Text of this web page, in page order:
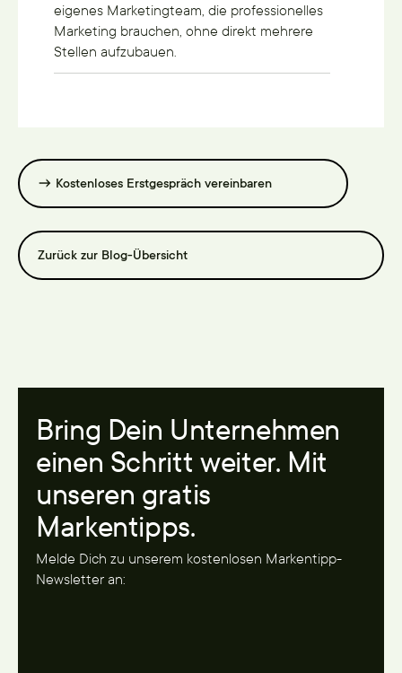
eigenes Marketingteam, die professionelles
Marketing brauchen, ohne direkt mehrere
Stellen aufzubauen.
→ Kostenloses Erstgespräch vereinbaren
Zurück zur Blog-Übersicht
Bring Dein Unternehmen
einen Schritt weiter. Mit
unseren gratis
Markentipps.
Melde Dich zu unserem kostenlosen Markentipp-
Newsletter an: